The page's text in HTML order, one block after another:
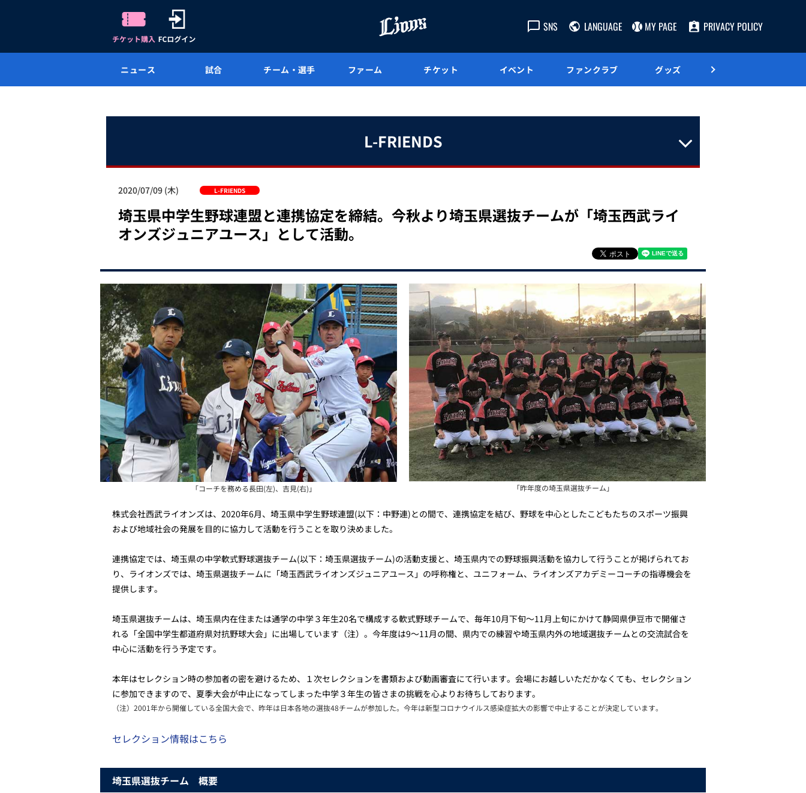
SNS LANGUAGE MY PAGE PRIVACY POLICY
ニュース 試合 チーム・選手 ファーム チケット イベント ファンクラブ グッズ
L-FRIENDS
2020/07/09 (木) L-FRIENDS
埼玉県中学生野球連盟と連携協定を締結。今秋より埼玉県選抜チームが「埼玉西武ライ
オンズジュニアユース」として活動。
「コーチを務める長田(左)、吉見(右)」 「昨年度の埼玉県選抜チーム」
株式会社西武ライオンズは、2020年6月、埼玉県中学生野球連盟(以下：中野連)との間で、連携協定を結び、野球を中心としたこどもたちのスポーツ振興
および地域社会の発展を目的に協力して活動を行うことを取り決めました。
連携協定では、埼玉県の中学軟式野球選抜チーム(以下：埼玉県選抜チーム)の活動支援と、埼玉県内での野球振興活動を協力して行うことが掲げられてお
り、ライオンズでは、埼玉県選抜チームに「埼玉西武ライオンズジュニアユース」の呼称権と、ユニフォーム、ライオンズアカデミーコーチの指導機会を
提供します。
埼玉県選抜チームは、埼玉県内在住または通学の中学３年生20名で構成する軟式野球チームで、毎年10月下旬～11月上旬にかけて静岡県伊豆市で開催さ
れる「全国中学生都道府県対抗野球大会」に出場しています（注）。今年度は9～11月の間、県内での練習や埼玉県内外の地域選抜チームとの交流試合を
中心に活動を行う予定です。
本年はセレクション時の参加者の密を避けるため、１次セレクションを書類および動画審査にて行います。会場にお越しいただかなくても、セレクション
に参加できますので、夏季大会が中止になってしまった中学３年生の皆さまの挑戦を心よりお待ちしております。
（注） 2001年から開催している全国大会で、昨年は日本各地の選抜48チームが参加した。今年は新型コロナウイルス感染症拡大の影響で中止することが決定しています。
セレクション情報はこちら
埼玉県選抜チーム 概要